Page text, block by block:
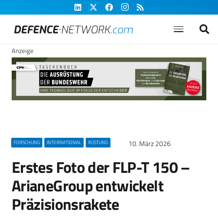
Anzeige
FORSCHUNG INTERNATIONAL RÜSTUNG 10. März 2026
Erstes Foto der FLP-T 150 –
ArianeGroup entwickelt
Präzisionsrakete